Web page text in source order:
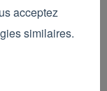
acceptez
similaires.